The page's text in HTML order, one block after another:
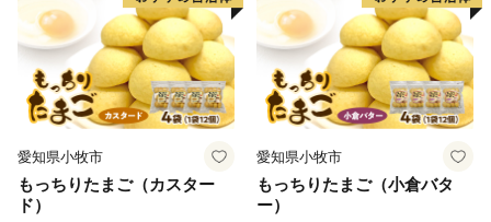
愛知県小牧市
もっちりたまご（カスター
ド）
愛知県小牧市
もっちりたまご（小倉バタ
ー）